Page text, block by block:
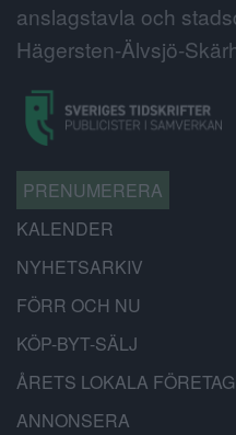
anslagstavla och
Hägersten-Älvsjö-
PRENUMERERA
KALENDER
NYHETSARKIV
FÖRR OCH NU
KÖP-BYT-SÄLJ
ÅRETS LOKALA FÖRETAG
ANNONSERA